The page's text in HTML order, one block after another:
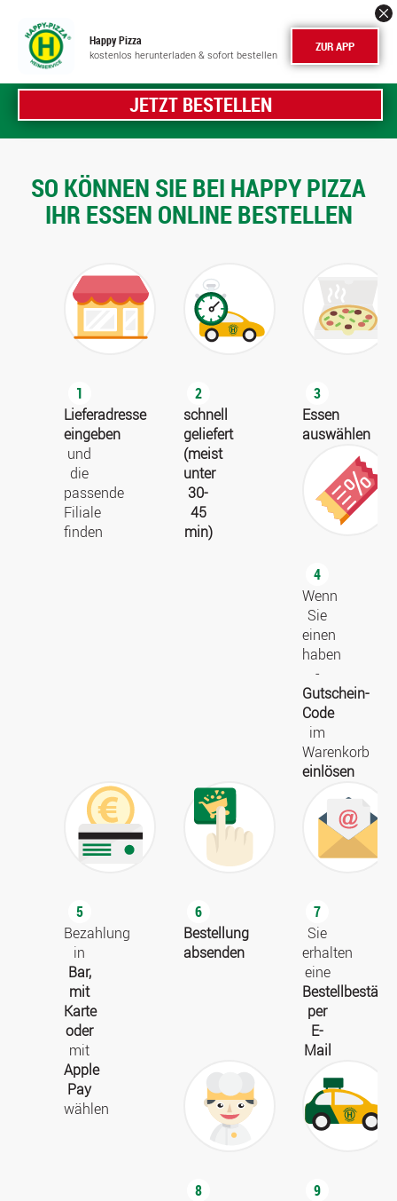
Happy Pizza
kostenlos herunterladen & sofort bestellen ZUR APP
JETZT BESTELLEN
SO KÖNNEN SIE BEI HAPPY PIZZA
IHR ESSEN ONLINE BESTELLEN
1
Lieferadresse
eingeben
und
die
passende
Filiale
finden
2
schnell
geliefert
(meist
unter
30-
45
min)
3
Essen
auswählen
4
Wenn
Sie
einen
haben
-
Gutschein-
Code
im
Warenkorb
einlösen
5
Bezahlung
in
Bar,
mit
Karte
oder
mit
Apple
Pay
wählen
6
Bestellung
absenden
7
Sie
erhalten
eine
per
E-
Mail
8
9